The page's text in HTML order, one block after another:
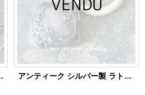
シルバー製 アンティーク シルバー製 ラトル 薔薇のロカイユ装飾